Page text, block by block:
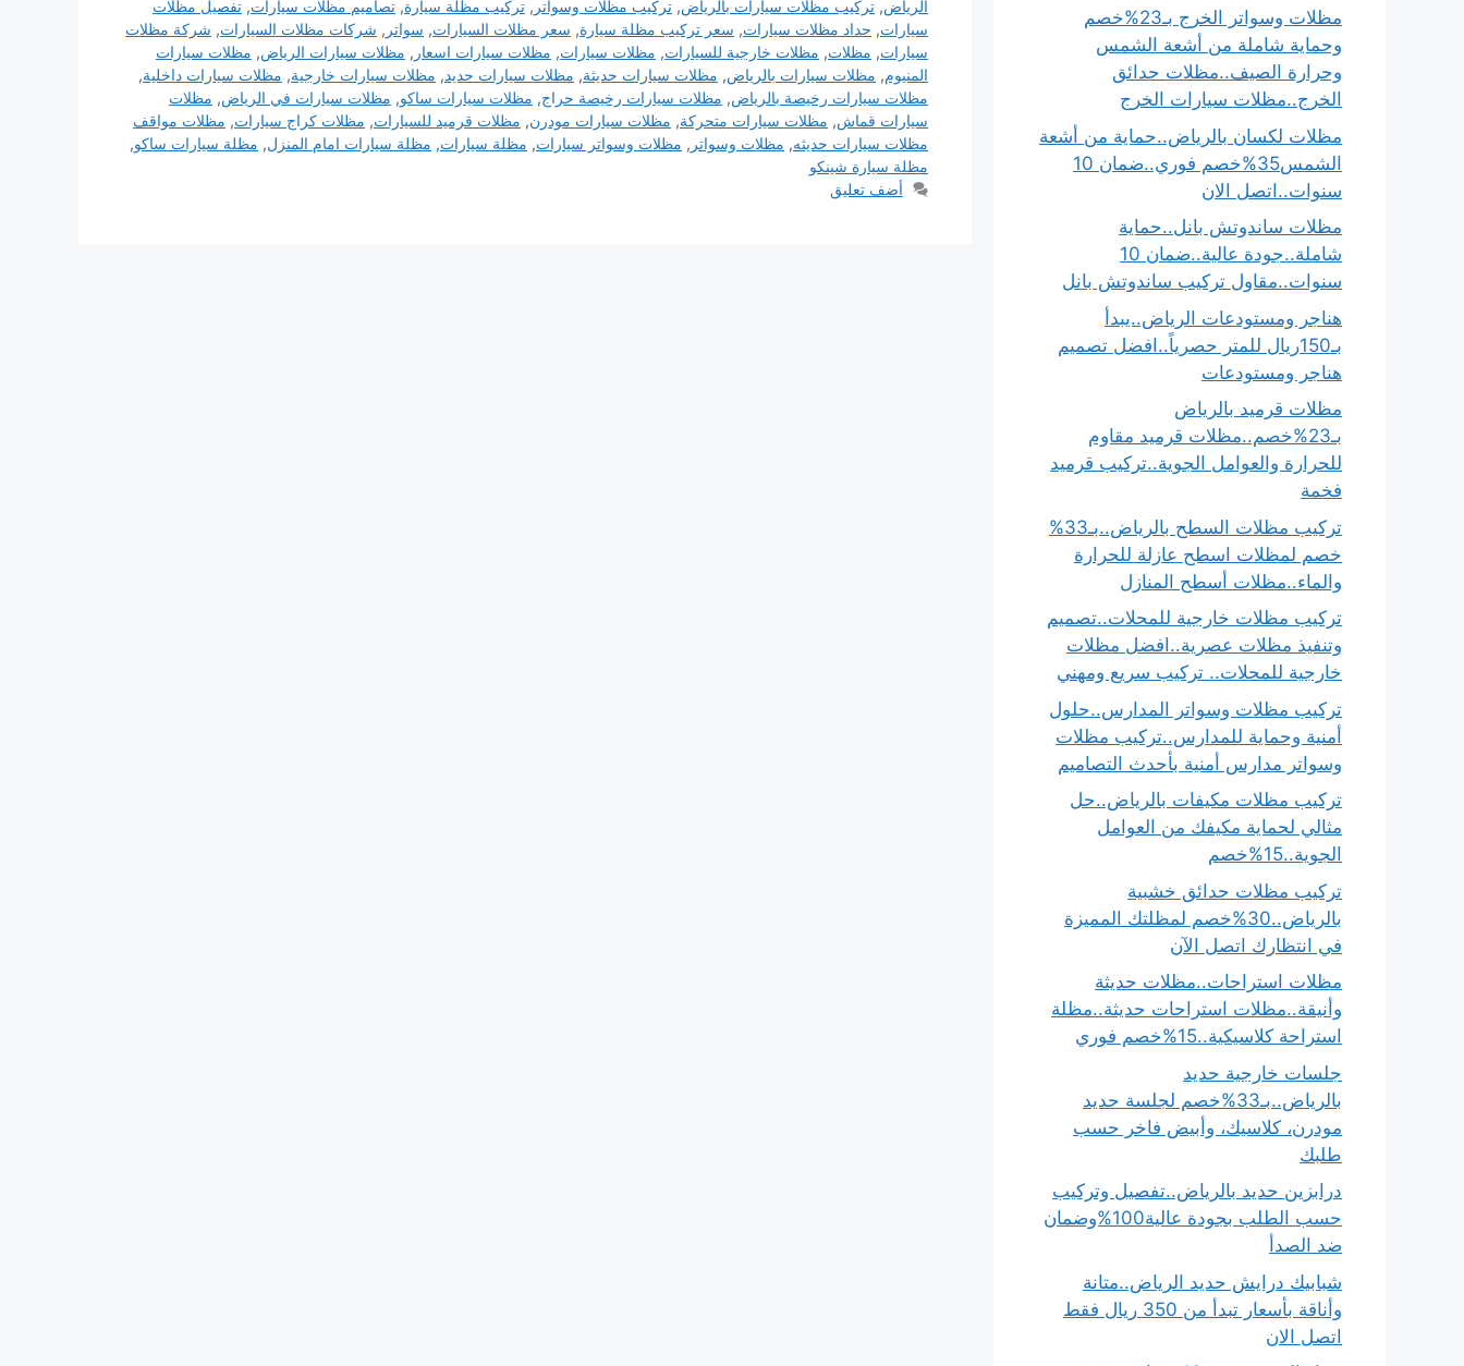
الرياض, تركيب مظلات سيارات بالرياض, تركيب مظلات وسواتر , تركيب مظلة سيارة, تصاميم مظلات سيارات, تفصيل مظلات
سيارات, حداد مظلات سيارات, سعر تركيب مظلة سيارة, سعر مظلات السيارات, سواتر , شركات مظلات السيارات, شركة مظلات
سيارات, مظلات, مظلات خارجية للسيارات, مظلات سيارات, مظلات سيارات اسعار , مظلات سيارات الرياض, مظلات سيارات
المنيوم, مظلات سيارات بالرياض, مظلات سيارات حديثة, مظلات سيارات حديد, مظلات سيارات خارجية, مظلات سيارات داخلية,
مظلات سيارات رخيصة بالرياض, مظلات سيارات رخيصة حراج, مظلات سيارات ساكو, مظلات سيارات في الرياض, مظلات
سيارات قماش, مظلات سيارات متحركة, مظلات سيارات مودرن, مظلات قرميد للسيارات, مظلات كراج سيارات, مظلات مواقف
مظلات سيارات حديثه, مظلات وسواتر , مظلات وسواتر سيارات, مظلة سيارات, مظلة سيارات امام المنزل, مظلة سيارات ساكو,
مظلة سيارة شينكو
أضف تعليق
مظلات وسواتر الخرج بـ23%خصم
وحماية شاملة من أشعة الشمس
وحرارة الصيف..مظلات حدائق
الخرج..مظلات سيارات الخرج
مظلات لكسان بالرياض..حماية من أشعة
الشمس35%خصم فوري..ضمان 10
سنوات..اتصل الان
مظلات ساندوتش بانل..حماية
شاملة..جودة عالية..ضمان 10
سنوات..مقاول تركيب ساندوتش بانل
هناجر ومستودعات الرياض..يبدأ
بـ150ريال للمتر حصرياً..افضل تصميم
هناجر ومستودعات
مظلات قرميد بالرياض
بـ23%خصم..مظلات قرميد مقاوم
للحرارة والعوامل الجوية..تركيب قرميد
فخمة
تركيب مظلات السطح بالرياض..بـ33%
خصم لمظلات اسطح عازلة للحرارة
والماء..مظلات أسطح المنازل
تركيب مظلات خارجية للمحلات..تصميم
وتنفيذ مظلات عصرية..افضل مظلات
خارجية للمحلات.. تركيب سريع ومهني
تركيب مظلات وسواتر المدارس..حلول
أمنية وحماية للمدارس..تركيب مظلات
وسواتر مدارس أمنية بأحدث التصاميم
تركيب مظلات مكيفات بالرياض..حل
مثالي لحماية مكيفك من العوامل
الجوية..15%خصم
تركيب مظلات حدائق خشبية
بالرياض..30%خصم لمظلتك المميزة
في انتظارك اتصل الآن
مظلات استراحات..مظلات حديثة
وأنيقة..مظلات استراحات حديثة..مظلة
استراحة كلاسيكية..15%خصم فوري
جلسات خارجية حديد
بالرياض..بـ33%خصم لجلسة حديد
مودرن، كلاسيك، وأبيض فاخر حسب
طلبك
درابزين حديد بالرياض..تفصيل وتركيب
حسب الطلب بجودة عالية100%وضمان
ضد الصدأ
شبابيك درايش حديد الرياض..متانة
وأناقة بأسعار تبدأ من 350 ريال فقط
اتصل الان